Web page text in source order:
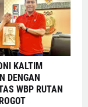
KALTIM
DENGAN
WBP RUTAN